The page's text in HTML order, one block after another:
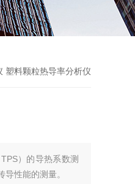
塑料颗粒热导率分析仪
）的导热系数测
性能的测量。